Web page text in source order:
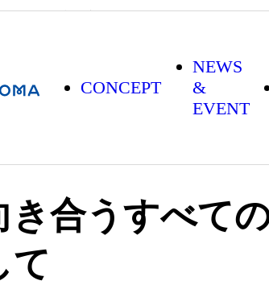
CONCEPT
NEWS
&
EVENT
き合うすべて
て